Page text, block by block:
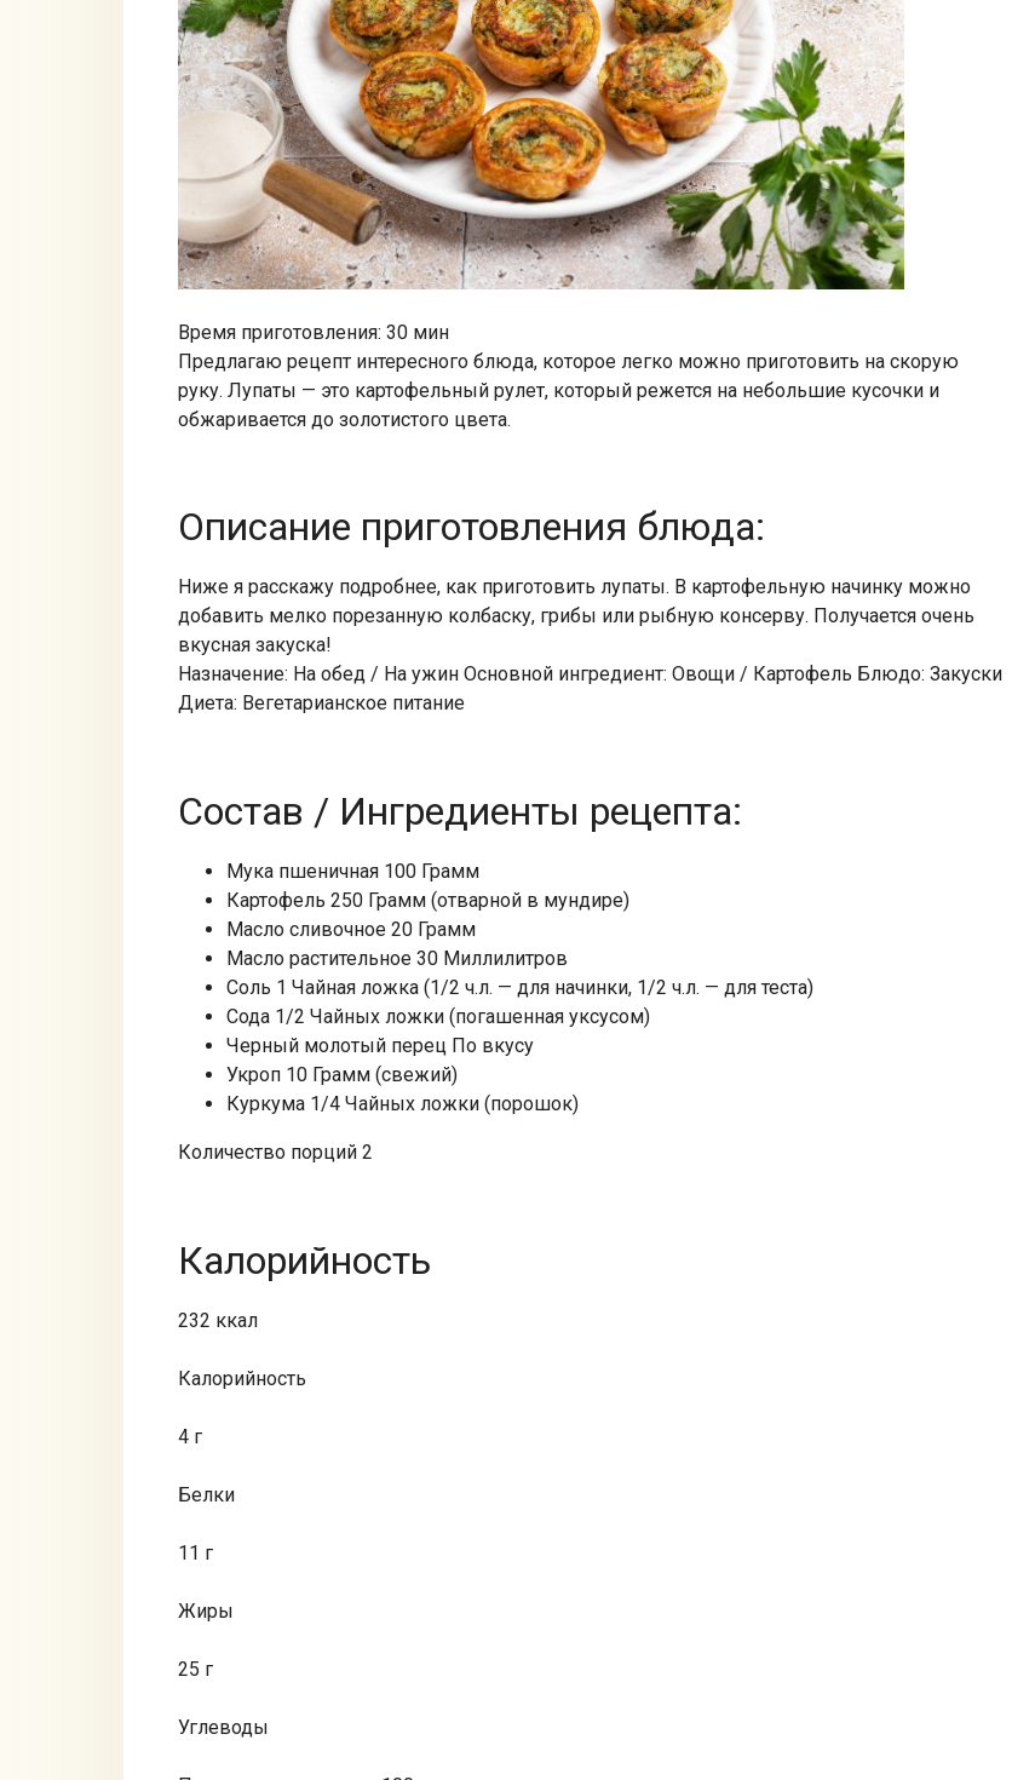
Время приготовления: 30 мин
Предлагаю рецепт интересного блюда, которое легко можно приготовить на скорую
руку. Лупаты — это картофельный рулет, который режется на небольшие кусочки и
обжаривается до золотистого цвета.
Описание приготовления блюда:
Ниже я расскажу подробнее, как приготовить лупаты. В картофельную начинку можно
добавить мелко порезанную колбаску, грибы или рыбную консерву. Получается очень
вкусная закуска!
Назначение: На обед / На ужин Основной ингредиент: Овощи / Картофель Блюдо: Закуски
Диета: Вегетарианское питание
Состав / Ингредиенты рецепта:
Мука пшеничная 100 Грамм
Картофель 250 Грамм (отварной в мундире)
Масло сливочное 20 Грамм
Масло растительное 30 Миллилитров
Соль 1 Чайная ложка (1/2 ч.л. — для начинки, 1/2 ч.л. — для теста)
Сода 1/2 Чайных ложки (погашенная уксусом)
Черный молотый перец По вкусу
Укроп 10 Грамм (свежий)
Куркума 1/4 Чайных ложки (порошок)
Количество порций 2
Калорийность
232 ккал
Калорийность
4 г
Белки
11 г
Жиры
25 г
Углеводы